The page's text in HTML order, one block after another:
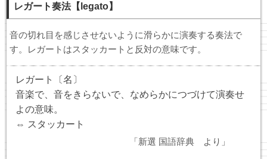
レガート奏法【legato】
音の切れ目を感じさせないように滑らかに演奏する奏法で
す。レガートはスタッカートと反対の意味です。
レガート〔名〕
音楽で、音をきらないで、なめらかにつづけて演奏せ
よの意味。
⇔ スタッカート
「新選 国語辞典 より」